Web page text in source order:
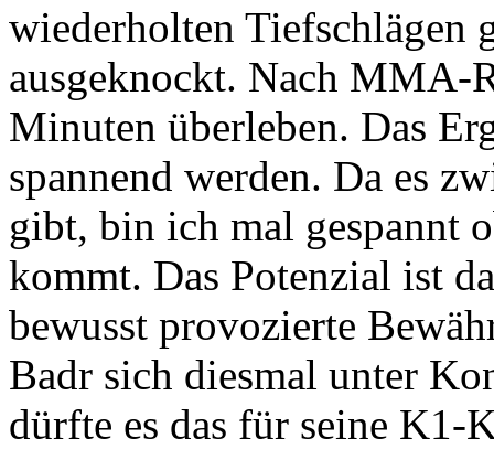
wiederholten Tiefschlägen
ausgeknockt. Nach MMA-
Minuten überleben. Das
spannend werden. Da es
gibt, bin ich mal gespannt
kommt. Das Potenzial ist
bewusst provozierte
Badr sich diesmal unter
dürfte es das für seine K1-